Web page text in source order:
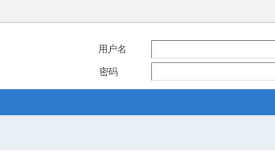
用户名
密码